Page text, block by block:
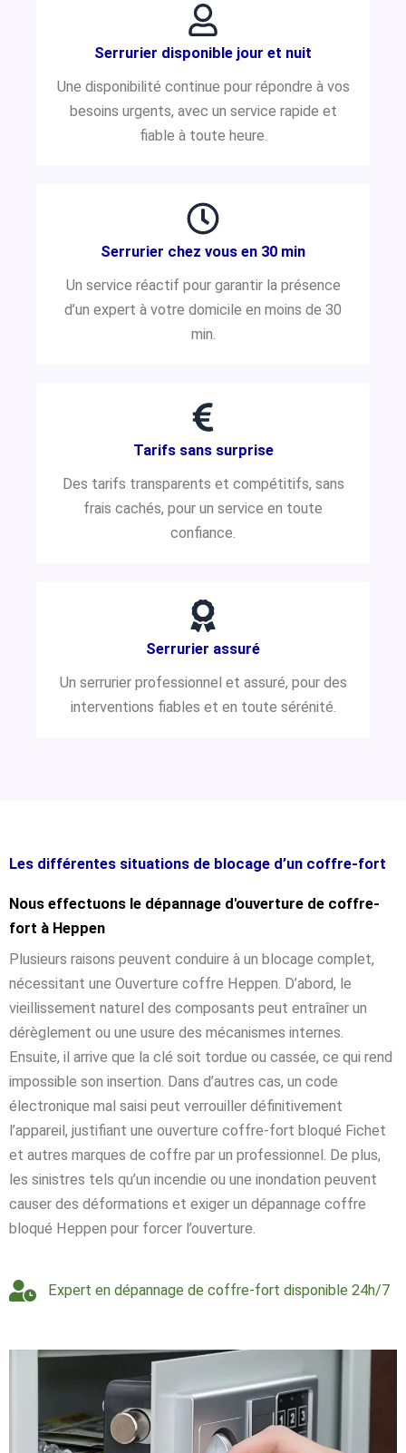
Serrurier disponible jour et nuit
Une disponibilité continue pour répondre à vos
besoins urgents, avec un service rapide et
fiable à toute heure.
Serrurier chez vous en 30 min
Un service réactif pour garantir la présence
d’un expert à votre domicile en moins de 30
min.
Tarifs sans surprise
Des tarifs transparents et compétitifs, sans
frais cachés, pour un service en toute
confiance.
Serrurier assuré
Un serrurier professionnel et assuré, pour des
interventions fiables et en toute sérénité.
Les différentes situations de blocage d’un coffre-fort
Nous effectuons le dépannage d'ouverture de coffre-
fort à Heppen
Plusieurs raisons peuvent conduire à un blocage complet,
nécessitant une Ouverture coffre Heppen. D’abord, le
vieillissement naturel des composants peut entraîner un
dérèglement ou une usure des mécanismes internes.
Ensuite, il arrive que la clé soit tordue ou cassée, ce qui rend
impossible son insertion. Dans d’autres cas, un code
électronique mal saisi peut verrouiller définitivement
l’appareil, justifiant une ouverture coffre-fort bloqué Fichet
et autres marques de coffre par un professionnel. De plus,
les sinistres tels qu’un incendie ou une inondation peuvent
causer des déformations et exiger un dépannage coffre
bloqué Heppen pour forcer l’ouverture.
Expert en dépannage de coffre-fort disponible 24h/7